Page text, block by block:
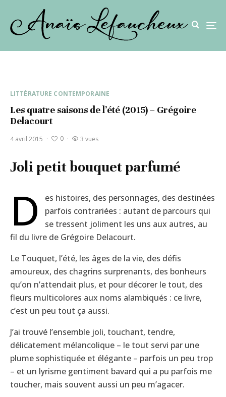
LITTÉRATURE CONTEMPORAINE
Les quatre saisons de l’été (2015) – Grégoire
Delacourt
4 avril 2015 · 0 · 3 vues
Joli petit bouquet parfumé
D
es histoires, des personnages, des destinées
parfois contrariées : autant de parcours qui
se tressent joliment les uns aux autres, au
fil du livre de Grégoire Delacourt.
Le Touquet, l’été, les âges de la vie, des défis
amoureux, des chagrins surprenants, des bonheurs
qu’on n’attendait plus, et pour décorer le tout, des
fleurs multicolores aux noms alambiqués : ce livre,
c’est un peu tout ça aussi.
J’ai trouvé l’ensemble joli, touchant, tendre,
délicatement mélancolique – le tout servi par une
plume sophistiquée et élégante – parfois un peu trop
– et un lyrisme gentiment bavard qui a pu parfois me
toucher, mais souvent aussi un peu m’agacer.